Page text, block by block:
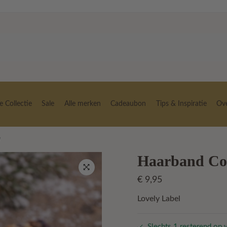
Collectie Sale Alle merken Cadeaubon Tips & Inspiratie
Haarband
€9,95
Lovely Label